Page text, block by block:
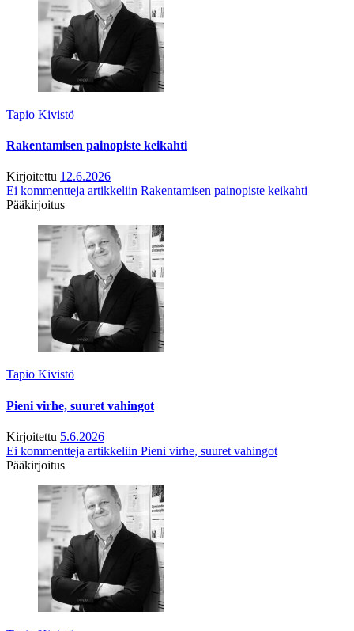
Tapio Kivistö
Rakentamisen painopiste keikahti
Kirjoitettu 12.6.2026
Ei kommentteja artikkeliin Rakentamisen painopiste keikahti
Pääkirjoitus
Tapio Kivistö
Pieni virhe, suuret vahingot
Kirjoitettu 5.6.2026
Ei kommentteja artikkeliin Pieni virhe, suuret vahingot
Pääkirjoitus